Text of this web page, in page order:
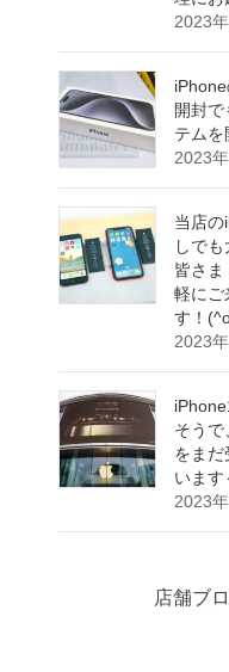
2023
開封
テム
2023
当店の
しで
皆さま
軽にご
す！
2023
そうで
をまだ
いま
2023
店舗ブ